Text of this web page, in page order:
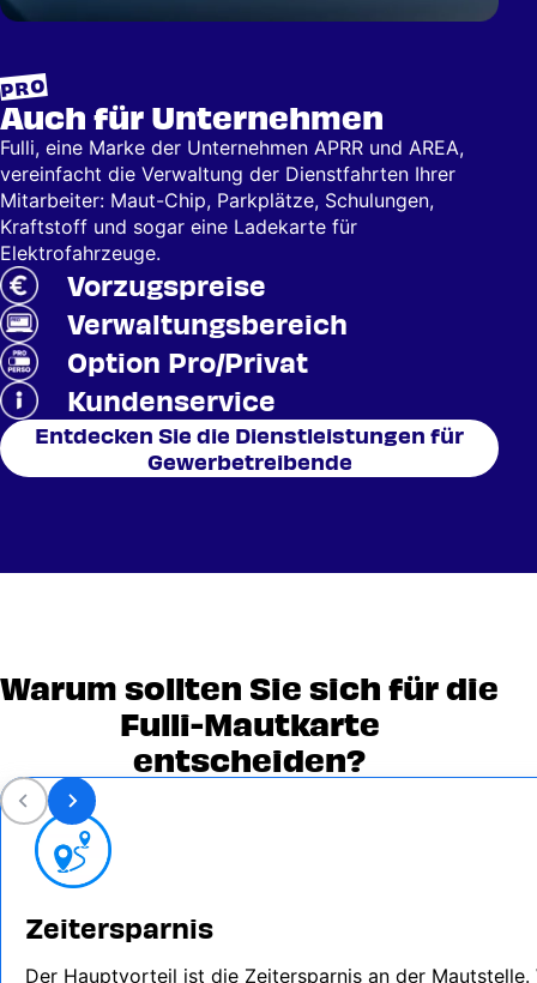
PRO
Auch für Unternehmen
Fulli, eine Marke der Unternehmen APRR und AREA,
vereinfacht die Verwaltung der Dienstfahrten Ihrer
Mitarbeiter: Maut-Chip, Parkplätze, Schulungen,
Kraftstoff und sogar eine Ladekarte für
Elektrofahrzeuge.
Vorzugspreise
Verwaltungsbereich
Option Pro/Privat
Kundenservice
Entdecken Sie die Dienstleistungen für
Gewerbetreibende
Warum sollten Sie sich für die
Fulli-Mautkarte
entscheiden?
Zeitersparnis
Der Hauptvorteil ist die Zeitersparnis an der